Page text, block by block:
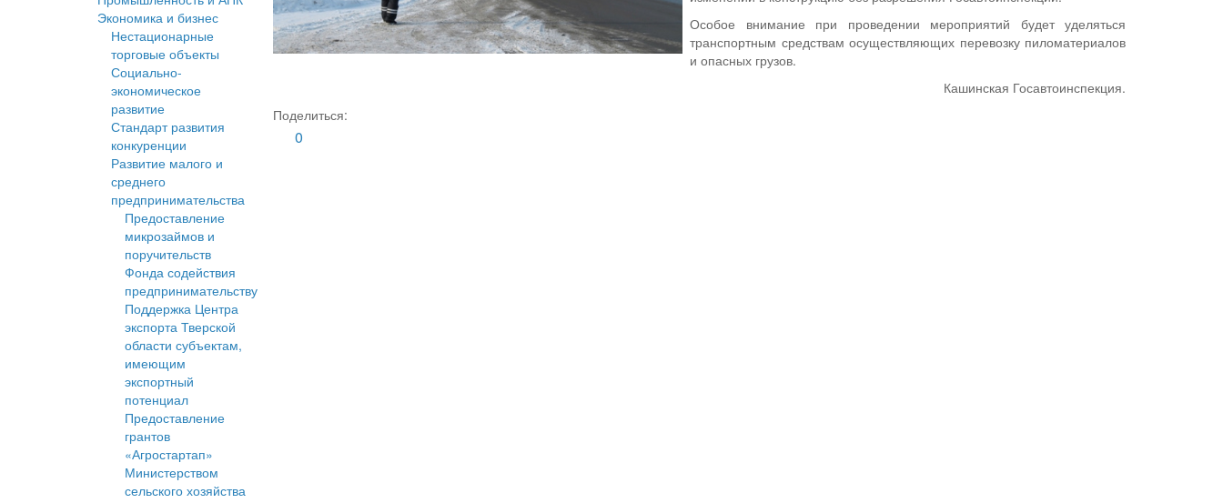
Экономика и бизнес
Нестационарные
торговые объекты
Социально-
экономическое
развитие
Стандарт развития
конкуренции
Развитие малого и
среднего
предпринимательства
Предоставление
микрозаймов и
поручительств
Фонда содействия
предпринимательству
Поддержка Центра
экспорта Тверской
области субъектам,
имеющим
экспортный
потенциал
Предоставление
грантов
«Агростартап»
Министерством
сельского хозяйства
Особое внимание при проведении мероприятий будет уделяться
транспортным средствам осуществляющих перевозку пиломатериалов
и опасных грузов.
Кашинская Госавтоинспекция.
Поделиться:
0